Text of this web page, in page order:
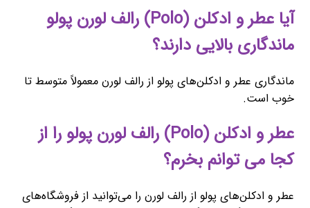
آیا عطر و ادکلن (Polo) رالف لورن پولو
ماندگاری بالایی دارند؟
ماندگاری عطر و ادکلن‌های پولو از رالف لورن معمولاً متوسط تا
خوب است.
عطر و ادکلن (Polo) رالف لورن پولو را از
کجا می توانم بخرم؟
عطر و ادکلن‌های پولو از رالف لورن را می‌توانید از فروشگاه‌های